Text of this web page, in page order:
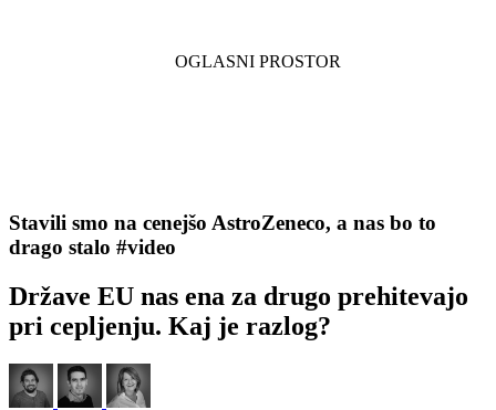
Stavili smo na cenejšo AstroZeneco, a nas bo to
drago stalo #video
Države EU nas ena za drugo prehitevajo
pri cepljenju. Kaj je razlog?